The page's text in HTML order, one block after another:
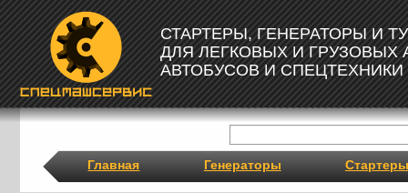
СТАРТЕРЫ, ГЕНЕРАТОРЫ И
ДЛЯ ЛЕГКОВЫХ И ГРУЗОВЫХ
АВТОБУСОВ И СПЕЦТЕХНИКИ
Главная Генераторы Стартеры